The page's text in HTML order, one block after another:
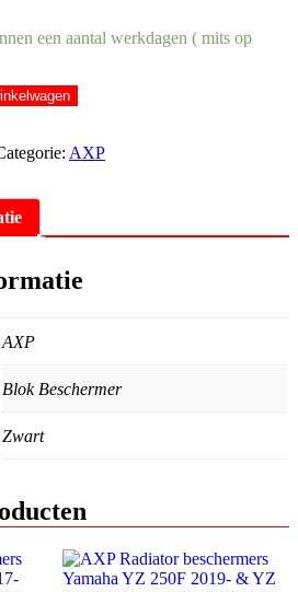
een aantal werkdagen ( mits op
AXP
AXP
Blok Beschermer
Zwart